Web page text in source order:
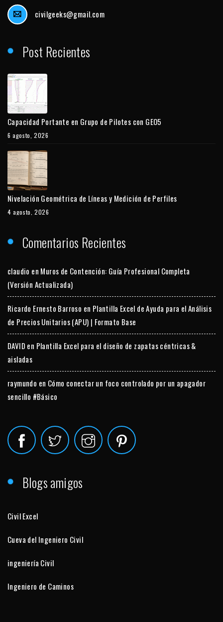
civilgeeks@gmail.com
Post Recientes
Capacidad Portante en Grupo de Pilotes con GEO5
6 agosto, 2026
Nivelación Geométrica de Líneas y Medición de Perfiles
4 agosto, 2026
Comentarios Recientes
claudio en Muros de Contención: Guía Profesional Completa
(Versión Actualizada)
Ricardo Ernesto Barroso en Plantilla Excel de Ayuda para el Análisis
de Precios Unitarios (APU) | Formato Base
DAVID en Plantilla Excel para el diseño de zapatas céntricas &
aisladas
raymundo en Cómo conectar un foco controlado por un apagador
sencillo #Básico
Blogs amigos
Civil Excel
Cueva del Ingeniero Civil
ingeniería Civil
Ingeniero de Caminos